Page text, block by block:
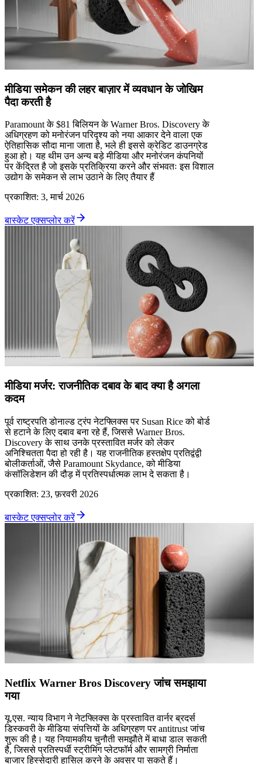
मीडिया समेकन की लहर बाज़ार में व्यवधान के जोखिम
पैदा करती है
Paramount के $81 बिलियन के Warner Bros. Discovery के
अधिग्रहण को मनोरंजन परिदृश्य को नया आकार देने वाला एक
ऐतिहासिक सौदा माना जाता है, भले ही इससे क्रेडिट डाउनग्रेड
हुआ हो। यह थीम उन अन्य बड़े मीडिया और मनोरंजन कंपनियों
पर केंद्रित है जो इसके प्रतिक्रिया करने और संभवतः इस विशाल
उद्योग के समेकन से लाभ उठाने के लिए तैयार हैं
प्रकाशित: 3, मार्च 2026
बास्केट एक्सप्लोर करें
मीडिया मर्जर: राजनीतिक दबाव के बाद क्या है अगला
कदम
पूर्व राष्ट्रपति डोनाल्ड ट्रंप नेटफ्लिक्स पर Susan Rice को बोर्ड
से हटाने के लिए दबाव बना रहे हैं, जिससे Warner Bros.
Discovery के साथ उनके प्रस्तावित मर्जर को लेकर
अनिश्चितता पैदा हो रही है। यह राजनीतिक हस्तक्षेप प्रतिद्वंद्वी
बोलीकर्ताओं, जैसे Paramount Skydance, को मीडिया
कंसॉलिडेशन की दौड़ में प्रतिस्पर्धात्मक लाभ दे सकता है।
प्रकाशित: 23, फ़रवरी 2026
बास्केट एक्सप्लोर करें
Netflix Warner Bros Discovery जांच समझाया
गया
यू.एस. न्याय विभाग ने नेटफ्लिक्स के प्रस्तावित वार्नर ब्रदर्स
डिस्कवरी के मीडिया संपत्तियों के अधिग्रहण पर antitrust जांच
शुरू की है। यह नियामकीय चुनौती समझौते में बाधा डाल सकती
है, जिससे प्रतिस्पर्धी स्ट्रीमिंग प्लेटफॉर्म और सामग्री निर्माता
बाजार हिस्सेदारी हासिल करने के अवसर पा सकते हैं।